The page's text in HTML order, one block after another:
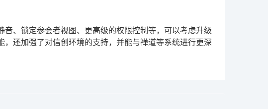
、锁定参会者视图、更高级的权限控制等，可以考虑升级
还加强了对信创环境的支持，并能与禅道等系统进行更深